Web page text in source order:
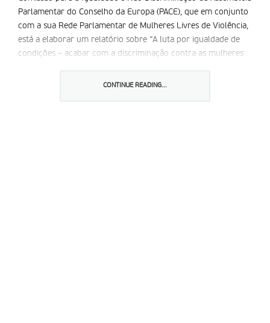
Parlamentar do Conselho da Europa (PACE), que em conjunto
com a sua Rede Parlamentar de Mulheres Livres de Violência,
está a elaborar um relatório sobre “A luta por igualdade de
condições – acabar com a discriminação contra as mulheres
pode ser feito através da página da Rede no
CONTINUE READING...